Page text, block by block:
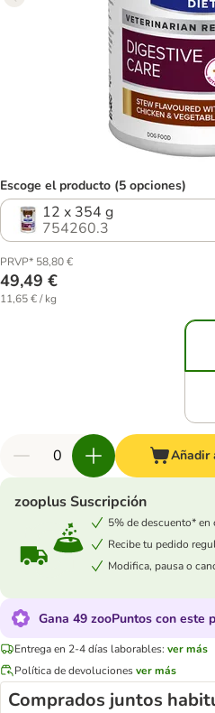
Escoge el producto (5 opciones)
12 x 354 g
754260.3
PRVP* 58,80 €
49,49 €
11,65 € / kg
Añadir
zooplus Suscripción
5% de descuento* en
Recibe tu pedido
Modifica, pausa o
Gana 49 zooPuntos con este
Entrega en 2-4 días laborables: ver más
Política de devolucionesver más
Comprados juntos